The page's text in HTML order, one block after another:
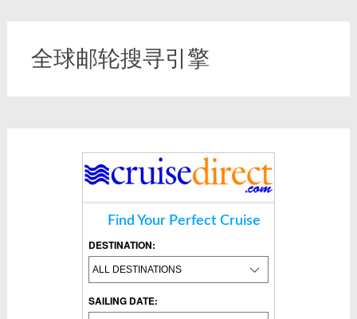
全球邮轮搜寻引擎
Find Your Perfect Cruise
DESTINATION:
SAILING DATE: